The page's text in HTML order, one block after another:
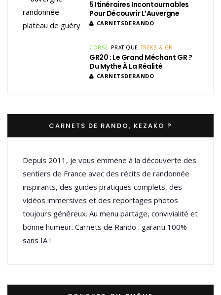
5 Itinéraires Incontournables
Pour Découvrir L’Auvergne
CARNETSDERANDO
CORSE PRATIQUE TREKS & GR
GR20 : Le Grand Méchant GR ?
Du Mythe À La Réalité
CARNETSDERANDO
CARNETS DE RANDO, KEZAKO ?
Depuis 2011, je vous emmène à la découverte des
sentiers de France avec des récits de randonnée
inspirants, des guides pratiques complets, des
vidéos immersives et des reportages photos
toujours généreux. Au menu partage, convivialité et
bonne humeur. Carnets de Rando : garanti 100%
sans IA !